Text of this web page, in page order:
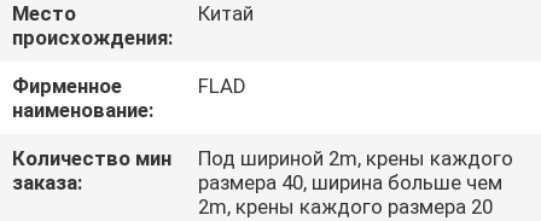
ЭКСКУРСИЯ
ПО
ЗАВОДУ
Место
происхождения:
Китай
Фирменное
наименование:
FLAD
Количество мин
заказа:
Под шириной 2m, крены каждого
размера 40, ширина больше чем
2m, крены каждого размера 20